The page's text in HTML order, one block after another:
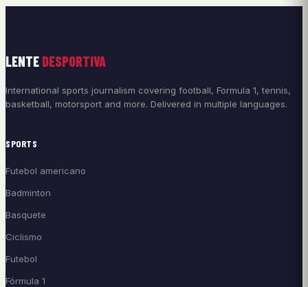
LENTE DESPORTIVA
International sports journalism covering football, Formula 1, tennis,
basketball, motorsport and more. Delivered in multiple languages.
SPORTS
Futebol americano
Badminton
Basquete
Ciclismo
Futebol
Fórmula 1